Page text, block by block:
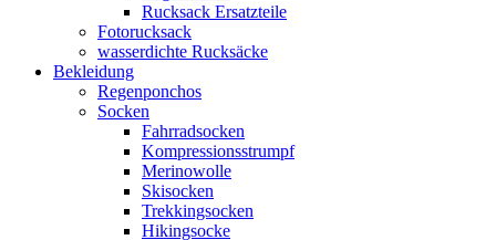
Rucksack Ersatzteile
Fotorucksack
wasserdichte Rucksäcke
Bekleidung
Regenponchos
Socken
Fahrradsocken
Kompressionsstrumpf
Merinowolle
Skisocken
Trekkingsocken
Hikingsocke